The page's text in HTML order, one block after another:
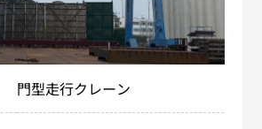
門型走行クレーン